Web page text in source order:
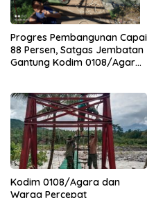
Progres Pembangunan Capai
88 Persen, Satgas Jembatan
Gantung Kodim 0108/Agara
Kodim 0108/Agara dan
Warga Percepat